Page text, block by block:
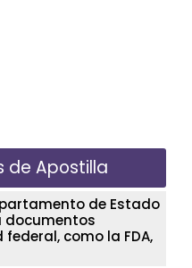
de Apostilla
de Estado
documentos
como la FDA,